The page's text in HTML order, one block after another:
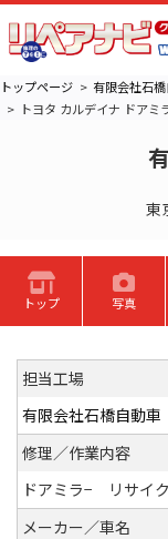
トップページ 有限会社石
トヨタ カルデイナ ドア
東
トップ 写真
担当工場
有限会社石橋自動車
修理／作業内容
ドアミラ− リサイ
メーカー／車名